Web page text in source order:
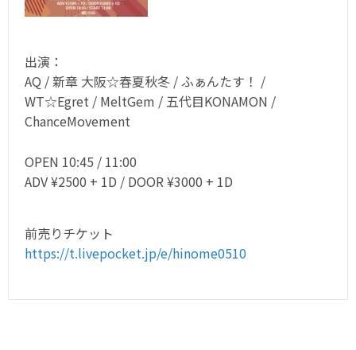
出演：
AQ / 新章 大阪☆春夏秋冬 / ふぁんたす！ /
WT☆Egret / MeltGem / 五代目KONAMON /
ChanceMovement
OPEN 10:45 / 11:00
ADV ¥2500 + 1D / DOOR ¥3000 + 1D
前売りチケット
https://t.livepocket.jp/e/hinome0510